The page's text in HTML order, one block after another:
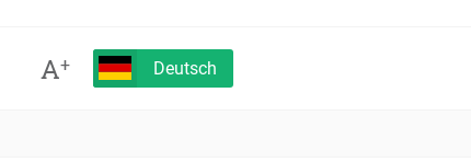
A+ Deutsch